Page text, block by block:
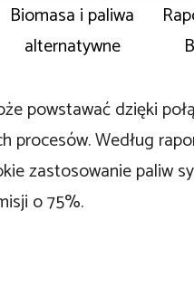
Biomasa i paliwa
alternatywne
powstawać dzięki
procesów. Według
zastosowanie paliw
o 75%.